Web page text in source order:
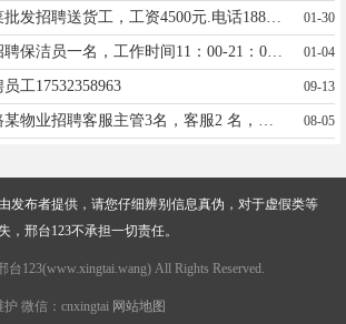
万民市场蔬菜批发招聘送货工，工资4500元.电话18832950575 01-30
万泉汇影城招聘保洁员一名，工作时间11：00-21：00，年龄55岁以下，薪资1500。李13513195315 01-04
工17532358963 09-13
08-05
发布者提供，请您仔细辨别信息真伪，对于虚假类等
，邢台123不承担一切责任。
台123(www.xingtai.wang) All Rights Reserved.
护 微信：cnxingtai 网站地图